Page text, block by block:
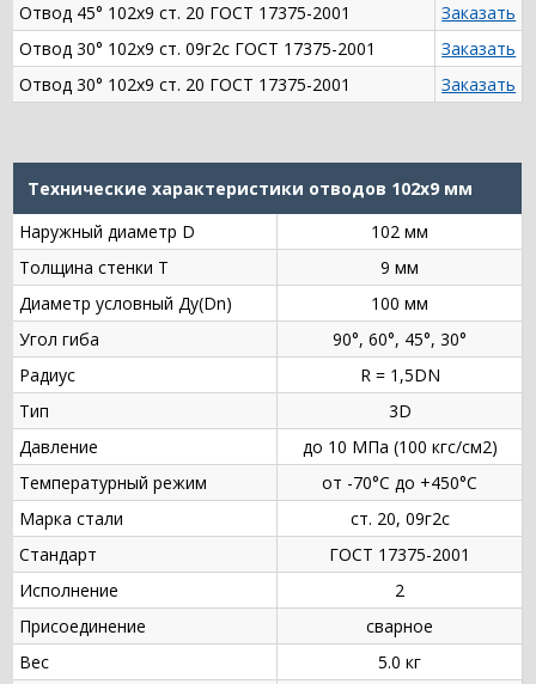
Отвод 45° 102х9 ст. 20 ГОСТ 17375-2001
Заказать
Отвод 30° 102х9 ст. 09г2с ГОСТ 17375-2001
Заказать
Отвод 30° 102х9 ст. 20 ГОСТ 17375-2001
Заказать
Технические характеристики отводов 102х9 мм
Наружный диаметр D
102 мм
Толщина стенки Т
9 мм
Диаметр условный Ду(Dn)
100 мм
Угол гиба
90°, 60°, 45°, 30°
Радиус
R = 1,5DN
Тип
3D
Давление
до 10 МПа (100 кгс/см2)
Температурный режим
от -70°С до +450°С
Марка стали
ст. 20, 09г2с
Стандарт
ГОСТ 17375-2001
Исполнение
2
Присоединение
сварное
Вес
5.0 кг